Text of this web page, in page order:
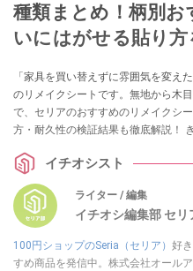
種類まとめ！柄別
いにはがせる貼り方
「家具を買い替えずに雰囲気を変え
のリメイクシートです。無地から木
で、セリアのおすすめのリメイクシ
方・耐久性の検証結果も徹底解説！
てくださいね。
イチオシスト
ライター / 編集
イチオシ編集部 セリ
100円ショップのSeria（セリア） 好
すめ商品を発信中。株式会社オール